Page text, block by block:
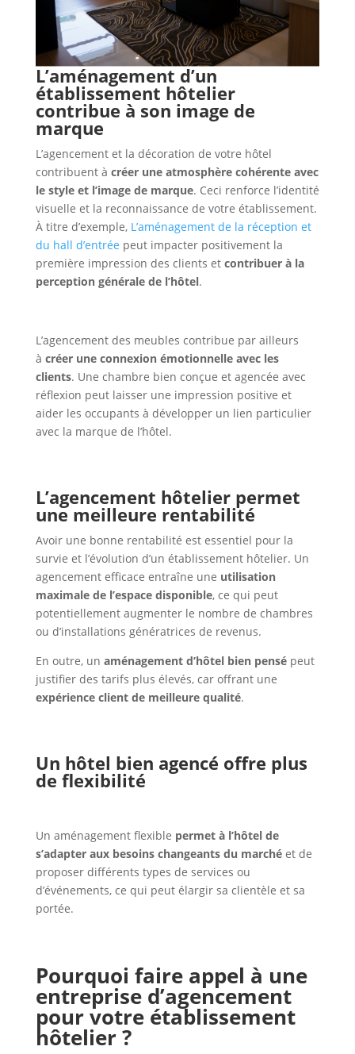
L’aménagement d’un
établissement hôtelier
contribue à son image de
marque
L’agencement et la décoration de votre hôtel
contribuent à créer une atmosphère cohérente avec
le style et l’image de marque. Ceci renforce l’identité
visuelle et la reconnaissance de votre établissement.
À titre d’exemple, L’aménagement de la réception et
du hall d’entrée peut impacter positivement la
première impression des clients et contribuer à la
perception générale de l’hôtel.
L’agencement des meubles contribue par ailleurs
à créer une connexion émotionnelle avec les
clients. Une chambre bien conçue et agencée avec
réflexion peut laisser une impression positive et
aider les occupants à développer un lien particulier
avec la marque de l’hôtel.
L’agencement hôtelier permet
une meilleure rentabilité
Avoir une bonne rentabilité est essentiel pour la
survie et l’évolution d’un établissement hôtelier. Un
agencement efficace entraîne une utilisation
maximale de l’espace disponible, ce qui peut
potentiellement augmenter le nombre de chambres
ou d’installations génératrices de revenus.
En outre, un aménagement d’hôtel bien pensépeut
justifier des tarifs plus élevés, car offrant une
expérience client de meilleure qualité.
Un hôtel bien agencé offre plus
de flexibilité
Un aménagement flexible permet à l’hôtel de
s’adapter aux besoins changeants du marché et de
proposer différents types de services ou
d’événements, ce qui peut élargir sa clientèle et sa
portée.
Pourquoi faire appel à une
entreprise d’agencement
pour votre établissement
hôtelier ?